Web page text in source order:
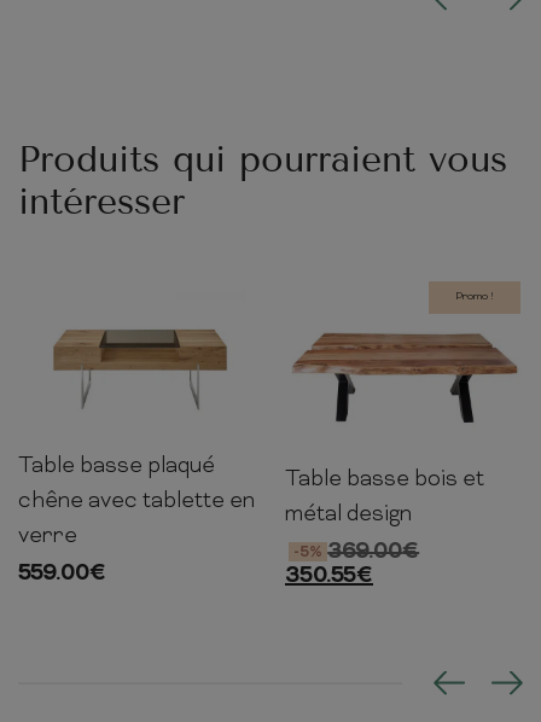
Produits qui pourraient vous
intéresser
40cm 110cm 60cm
Table basse plaqué
chêne avec tablette en
verre
559.00€
Promo !
40cm 105cm 52cm
Table basse bois et
métal design
369.00€
-5%
350.55€